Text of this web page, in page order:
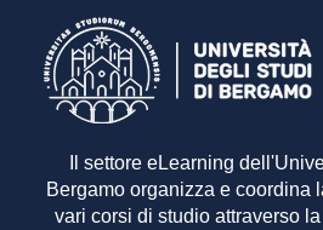
Il settore eLearning
Bergamo organizza e coordina
vari corsi di studio attraverso